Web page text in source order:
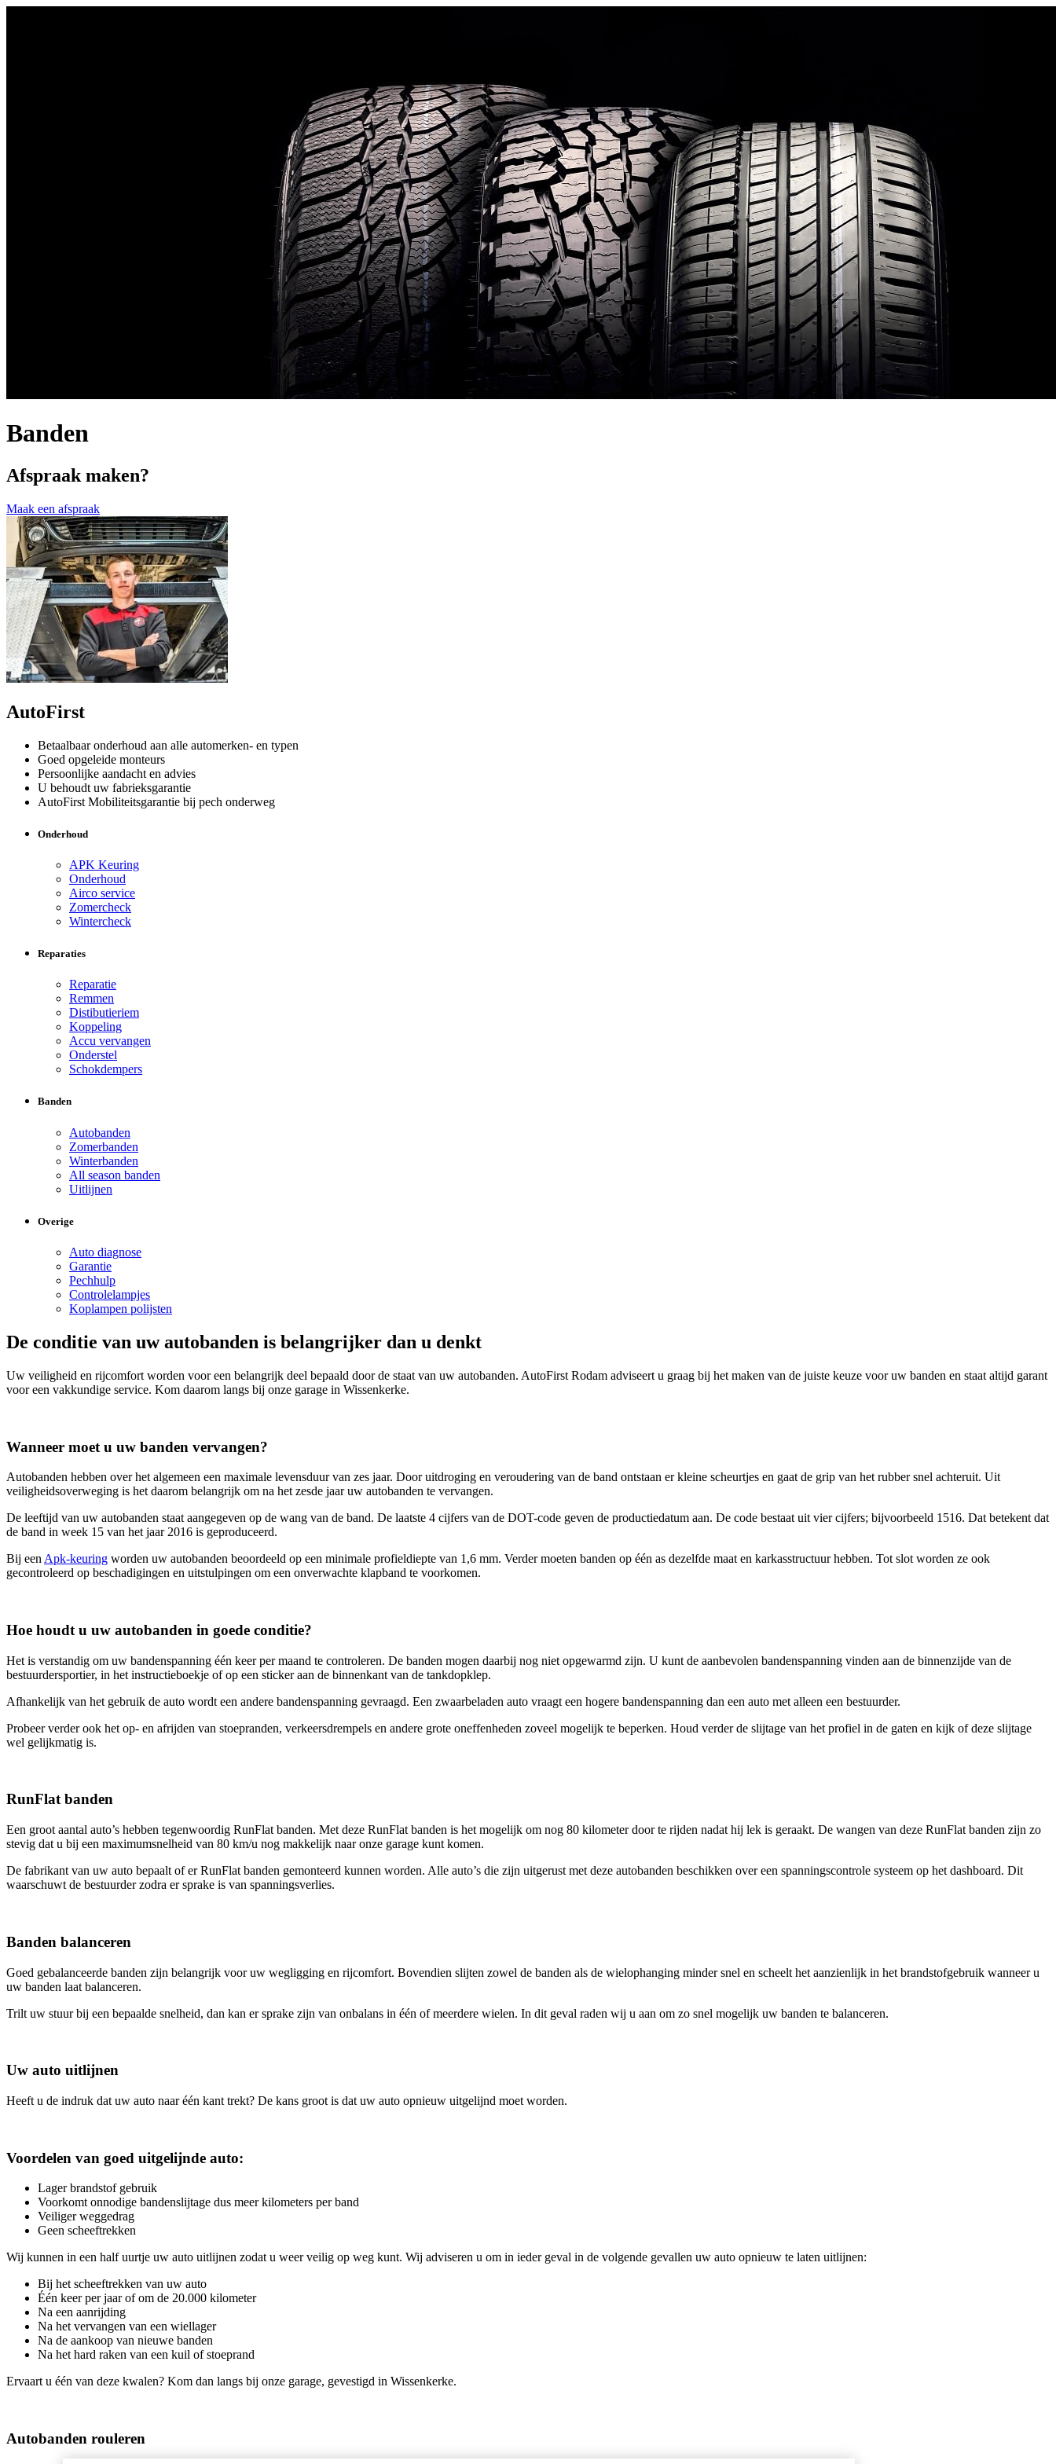
Banden
Afspraak maken?
Maak een afspraak
AutoFirst
Betaalbaar onderhoud aan alle automerken- en typen
Goed opgeleide monteurs
Persoonlijke aandacht en advies
U behoudt uw fabrieksgarantie
AutoFirst Mobiliteitsgarantie bij pech onderweg
Onderhoud
APK Keuring
Onderhoud
Airco service
Zomercheck
Wintercheck
Reparaties
Reparatie
Remmen
Distibutieriem
Koppeling
Accu vervangen
Onderstel
Schokdempers
Banden
Autobanden
Zomerbanden
Winterbanden
All season banden
Uitlijnen
Overige
Auto diagnose
Garantie
Pechhulp
Controlelampjes
Koplampen polijsten
De conditie van uw autobanden is belangrijker dan u denkt
Uw veiligheid en rijcomfort worden voor een belangrijk deel bepaald door de staat van uw autobanden. AutoFirst Rodam adviseert u graag bij het maken van de juiste keuze voor uw banden en staat altijd garant
voor een vakkundige service. Kom daarom langs bij onze garage in Wissenkerke.
Wanneer moet u uw banden vervangen?
Autobanden hebben over het algemeen een maximale levensduur van zes jaar. Door uitdroging en veroudering van de band ontstaan er kleine scheurtjes en gaat de grip van het rubber snel achteruit. Uit
veiligheidsoverweging is het daarom belangrijk om na het zesde jaar uw autobanden te vervangen.
De leeftijd van uw autobanden staat aangegeven op de wang van de band. De laatste 4 cijfers van de DOT-code geven de productiedatum aan. De code bestaat uit vier cijfers; bijvoorbeeld 1516. Dat betekent dat
de band in week 15 van het jaar 2016 is geproduceerd.
Bij een Apk-keuring worden uw autobanden beoordeeld op een minimale profieldiepte van 1,6 mm. Verder moeten banden op één as dezelfde maat en karkasstructuur hebben. Tot slot worden ze ook
gecontroleerd op beschadigingen en uitstulpingen om een onverwachte klapband te voorkomen.
Hoe houdt u uw autobanden in goede conditie?
Het is verstandig om uw bandenspanning één keer per maand te controleren. De banden mogen daarbij nog niet opgewarmd zijn. U kunt de aanbevolen bandenspanning vinden aan de binnenzijde van de
bestuurdersportier, in het instructieboekje of op een sticker aan de binnenkant van de tankdopklep.
Afhankelijk van het gebruik de auto wordt een andere bandenspanning gevraagd. Een zwaarbeladen auto vraagt een hogere bandenspanning dan een auto met alleen een bestuurder.
Probeer verder ook het op- en afrijden van stoepranden, verkeersdrempels en andere grote oneffenheden zoveel mogelijk te beperken. Houd verder de slijtage van het profiel in de gaten en kijk of deze slijtage
wel gelijkmatig is.
RunFlat banden
Een groot aantal auto’s hebben tegenwoordig RunFlat banden. Met deze RunFlat banden is het mogelijk om nog 80 kilometer door te rijden nadat hij lek is geraakt. De wangen van deze RunFlat banden zijn zo
stevig dat u bij een maximumsnelheid van 80 km/u nog makkelijk naar onze garage kunt komen.
De fabrikant van uw auto bepaalt of er RunFlat banden gemonteerd kunnen worden. Alle auto’s die zijn uitgerust met deze autobanden beschikken over een spanningscontrole systeem op het dashboard. Dit
waarschuwt de bestuurder zodra er sprake is van spanningsverlies.
Banden balanceren
Goed gebalanceerde banden zijn belangrijk voor uw wegligging en rijcomfort. Bovendien slijten zowel de banden als de wielophanging minder snel en scheelt het aanzienlijk in het brandstofgebruik wanneer u
uw banden laat balanceren.
Trilt uw stuur bij een bepaalde snelheid, dan kan er sprake zijn van onbalans in één of meerdere wielen. In dit geval raden wij u aan om zo snel mogelijk uw banden te balanceren.
Uw auto uitlijnen
Heeft u de indruk dat uw auto naar één kant trekt? De kans groot is dat uw auto opnieuw uitgelijnd moet worden.
Voordelen van goed uitgelijnde auto:
Lager brandstof gebruik
Voorkomt onnodige bandenslijtage dus meer kilometers per band
Veiliger weggedrag
Geen scheeftrekken
Wij kunnen in een half uurtje uw auto uitlijnen zodat u weer veilig op weg kunt. Wij adviseren u om in ieder geval in de volgende gevallen uw auto opnieuw te laten uitlijnen:
Bij het scheeftrekken van uw auto
Één keer per jaar of om de 20.000 kilometer
Na een aanrijding
Na het vervangen van een wiellager
Na de aankoop van nieuwe banden
Na het hard raken van een kuil of stoeprand
Ervaart u één van deze kwalen? Kom dan langs bij onze garage, gevestigd in Wissenkerke.
Autobanden rouleren